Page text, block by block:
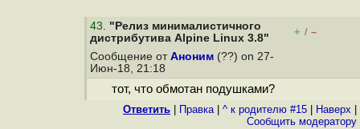
43. "Релиз минималистичного
дистрибутива Alpine Linux 3.8"
+ / –
Сообщение от Аноним (??) on 27-
Июн-18, 21:18
тот, что обмотан подушками?
Ответить Правка| ^ к родителю #15 Наверх
Cообщить модератору